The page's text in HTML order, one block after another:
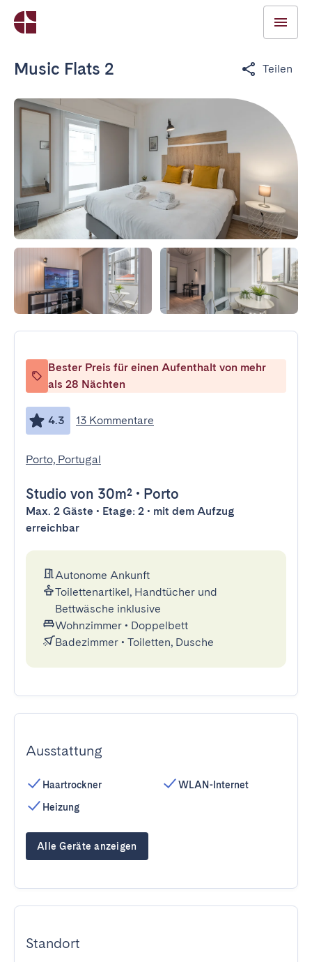
Music Flats 2 Teilen
Bester Preis für einen Aufenthalt von mehr
als 28 Nächten
4.3 13 Kommentare
Porto, Portugal
Studio von 30m² • Porto
Max. 2 Gäste • Etage: 2 • mit dem Aufzug
erreichbar
Autonome Ankunft
Toilettenartikel, Handtücher und
Bettwäsche inklusive
Wohnzimmer • Doppelbett
Badezimmer • Toiletten, Dusche
Ausstattung
Haartrockner
Heizung
WLAN-Internet
Alle Geräte anzeigen
Standort